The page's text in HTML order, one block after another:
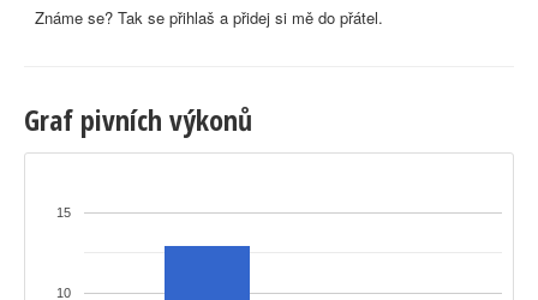
Známe se? Tak se přihlaš a přidej si mě do přátel.
Graf pivních výkonů
10
15